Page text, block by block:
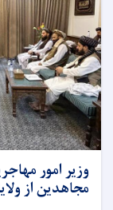
وزیر امور
مجاهدین از